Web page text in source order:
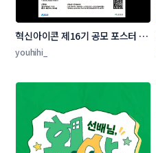
혁신아이콘 제16기 공모 포스터 디
자인 콘테스트
youhihi_